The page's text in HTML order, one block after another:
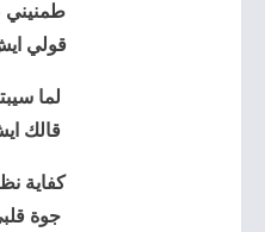
قولي
لما
قالك
كفاية
جوة